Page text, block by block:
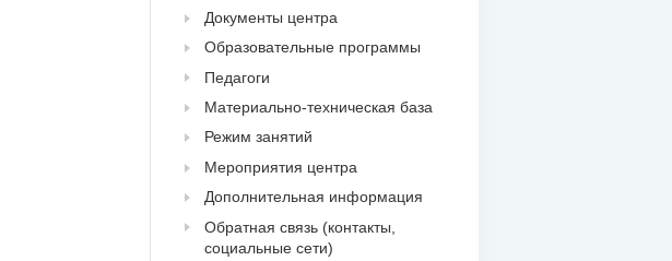
Документы центра
Образовательные программы
Педагоги
Материально-техническая база
Режим занятий
Мероприятия центра
Дополнительная информация
Обратная связь (контакты,
социальные сети)